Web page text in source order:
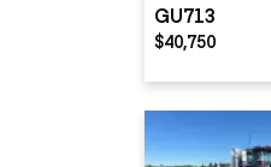
GU713
$40,750